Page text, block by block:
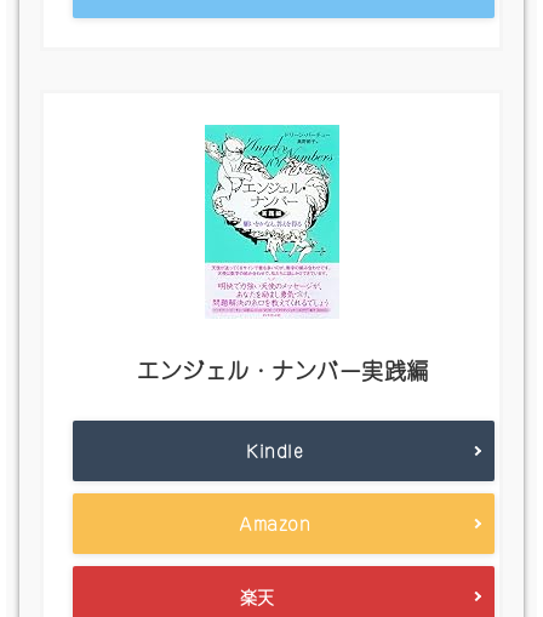
エンジェル・ナンバー実践編
Kindle
Amazon
楽天